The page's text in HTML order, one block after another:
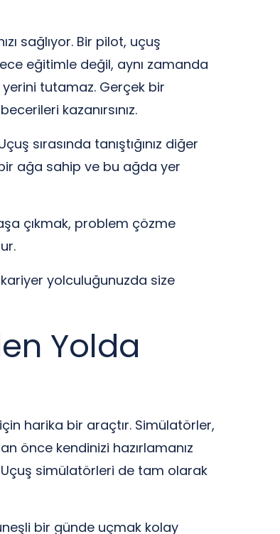
sağlıyor. Bir pilot, uçuş
eğitimle değil, aynı zamanda
tutamaz. Gerçek bir
kazanırsınız.
sırasında tanıştığınız diğer
bir ağa sahip ve bu ağda yer
çıkmak, problem çözme
yolculuğunuzda size
Yolda
harika bir araçtır. Simülatörler,
önce kendinizi hazırlamanız
simülatörleri de tam olarak
bir günde uçmak kolay